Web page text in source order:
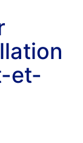
et-